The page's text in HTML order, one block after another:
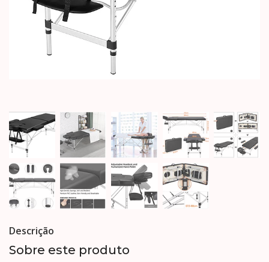
Descrição
Sobre este produto